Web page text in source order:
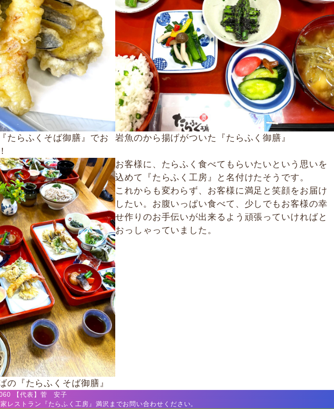
たらふくそば御膳』でお
岩魚のから揚げがついた『たらふく御膳』
の『たらふくそば御膳』
お客様に、たらふく食べてもらいたいという思いを
込めて『たらふく工房』と名付けたそうです。
これからも変わらず、お客様に満足と笑顔をお届け
したい。お腹いっぱい食べて、少しでもお客様の幸
せ作りのお手伝いが出来るよう頑張っていければと
おっしゃっていました。
【代表】菅 安子
ストラン『たらふく工房』満沢までお問い合わせください。